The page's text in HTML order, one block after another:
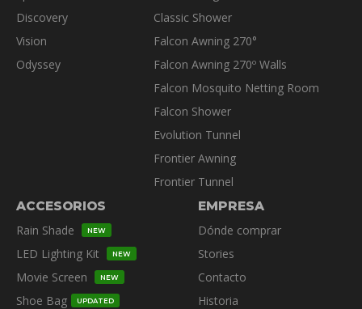
Discovery
Vision
Odyssey
Classic Shower
Falcon Awning 270°
Falcon Awning 270º Walls
Falcon Mosquito Netting Room
Falcon Shower
Evolution Tunnel
Frontier Awning
Frontier Tunnel
ACCESORIOS
Rain Shade
NEW
LED Lighting Kit NEW
Movie Screen NEW
Shoe Bag UPDATED
EMPRESA
Dónde comprar
Stories
Contacto
Historia